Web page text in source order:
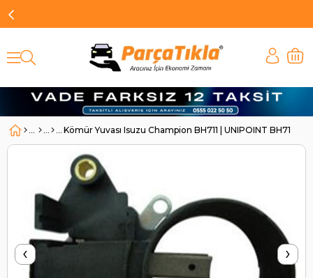
Kömür Yuvası Isuzu Champion BH711 | UNIPOINT BH711
‹ ›